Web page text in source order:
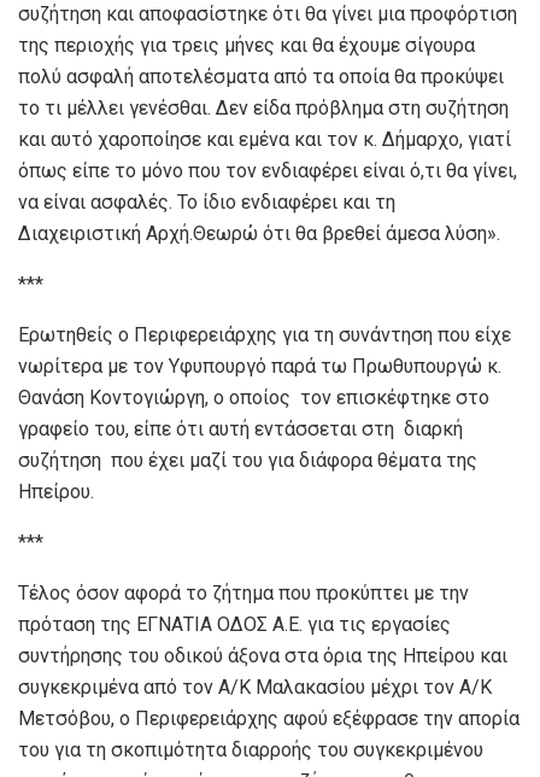
συζήτηση και αποφασίστηκε ότι θα γίνει μια προφόρτιση
της περιοχής για τρεις μήνες και θα έχουμε σίγουρα
πολύ ασφαλή αποτελέσματα από τα οποία θα προκύψει
το τι μέλλει γενέσθαι. Δεν είδα πρόβλημα στη συζήτηση
και αυτό χαροποίησε και εμένα και τον κ. Δήμαρχο, γιατί
όπως είπε το μόνο που τον ενδιαφέρει είναι ό,τι θα γίνει,
να είναι ασφαλές. Το ίδιο ενδιαφέρει και τη
Διαχειριστική Αρχή.Θεωρώ ότι θα βρεθεί άμεσα λύση».
***
Ερωτηθείς ο Περιφερειάρχης για τη συνάντηση που είχε
νωρίτερα με τον Υφυπουργό παρά τω Πρωθυπουργώ κ.
Θανάση Κοντογιώργη, ο οποίος τον επισκέφτηκε στο
γραφείο του, είπε ότι αυτή εντάσσεται στη διαρκή
συζήτηση που έχει μαζί του για διάφορα θέματα της
Ηπείρου.
***
Τέλος όσον αφορά το ζήτημα που προκύπτει με την
πρόταση της ΕΓΝΑΤΙΑ ΟΔΟΣ Α.Ε. για τις εργασίες
συντήρησης του οδικού άξονα στα όρια της Ηπείρου και
συγκεκριμένα από τον Α/Κ Μαλακασίου μέχρι τον Α/Κ
Μετσόβου, ο Περιφερειάρχης αφού εξέφρασε την απορία
του για τη σκοπιμότητα διαρροής του συγκεκριμένου